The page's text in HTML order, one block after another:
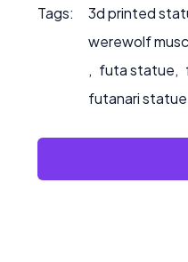
Tags: 3d printed
werewolf
, futa statue,
futanari statue